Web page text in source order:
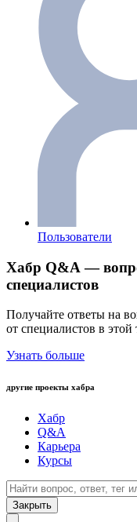
Пользователи
Хабр Q&A —
специалистов
Получайте ответы на
от специалистов в этой
Узнать больше
другие проекты хабра
Хабр
Q&A
Карьера
Курсы
Закрыть